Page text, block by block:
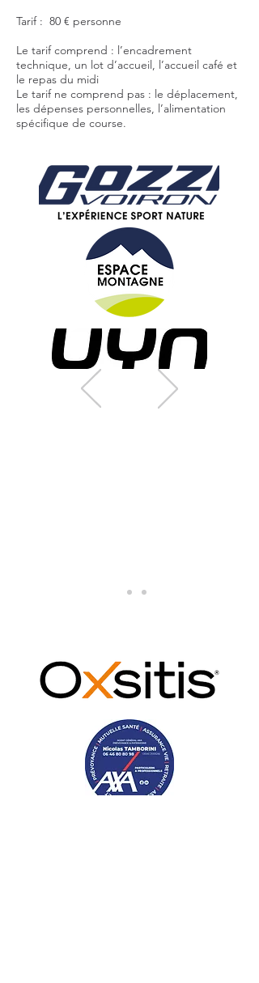
Tarif : 80 € personne
Le tarif comprend : l’encadrement
technique, un lot d’accueil, l’accueil café et
le repas du midi
Le tarif ne comprend pas : le déplacement,
les dépenses personnelles, l’alimentation
spécifique de course.